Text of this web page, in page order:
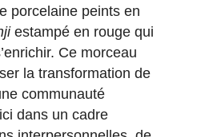
porcelaine peints en
estampé en rouge qui
Ce morceau
la transformation de
communauté
dans un cadre